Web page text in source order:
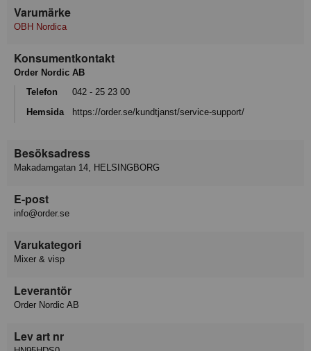
Varumärke
OBH Nordica
Konsumentkontakt
Order Nordic AB
Telefon
042 - 25 23 00
Hemsida
https://order.se/kundtjanst/service-support/
Besöksadress
Makadamgatan 14, HELSINGBORG
E-post
info@order.se
Varukategori
Mixer & visp
Leverantör
Order Nordic AB
Lev art nr